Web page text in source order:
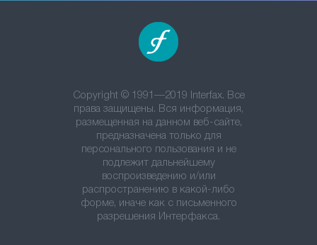
Copyright © 1991—2019 Interfax. Все
права защищены. Вся информация,
размещенная на данном веб-сайте,
предназначена только для
персонального пользования и не
подлежит дальнейшему
воспроизведению и/или
распространению в какой-либо
форме, иначе как с письменного
разрешения Интерфакса.